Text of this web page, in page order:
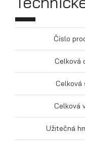
Číslo
Celková
Celková
Celková
Užitečná